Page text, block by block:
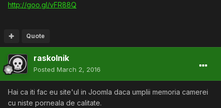
http://goo.gl/vFR88Q
Quote
raskolnik
Posted March 2, 2016
Hai ca iti fac eu site'ul in Joomla daca umplii memoria camerei
cu niste porneala de calitate.